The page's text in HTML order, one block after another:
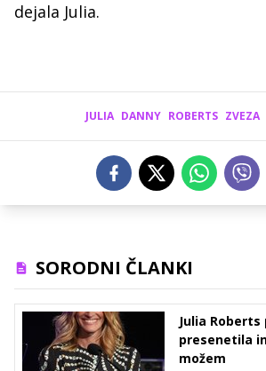
dejala Julia.
JULIA DANNY ROBERTS ZVEZA
SORODNI ČLANKI
Julia
presenetila
možem